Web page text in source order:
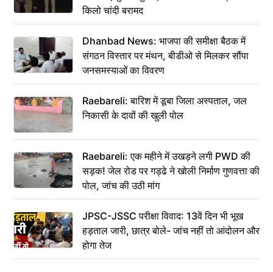
किलो चांदी बरामद
Dhanbad News: भाजपा की समीक्षा बैठक में
संगठन विस्तार पर मंथन, बीडीओ से मिलकर सौंपा
जनसमस्याओं का विवरण
Raebareli: बारिश में डूबा जिला अस्पताल, जल
निकासी के दावों की खुली पोल
Raebareli: एक महीने में उखड़ने लगी PWD की
सड़क! जेल रोड पर गड्ढे ने खोली निर्माण गुणवत्ता की
पोल, जांच की उठी मांग
JPSC-JSSC परीक्षा विवाद: 13वें दिन भी भूख
हड़ताल जारी, छात्र बोले- जांच नहीं तो आंदोलन और
होगा तेज